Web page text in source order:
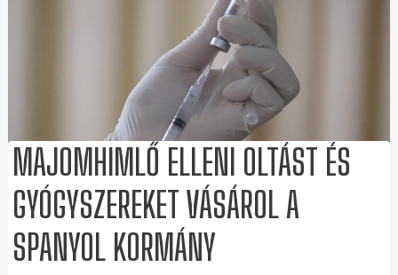
MAJOMHIMLŐ ELLENI OLTÁST ÉS
GYÓGYSZEREKET VÁSÁROL A
SPANYOL KORMÁNY